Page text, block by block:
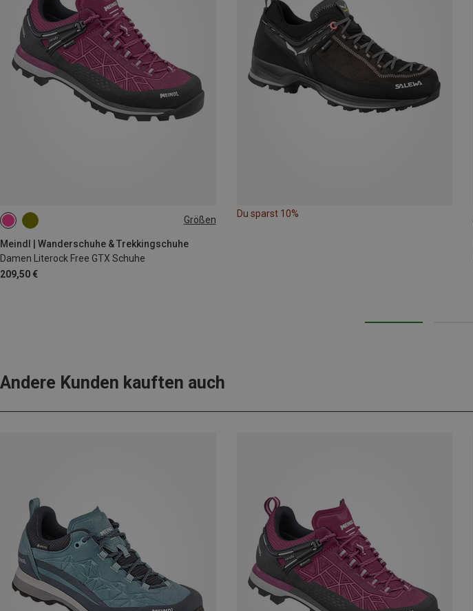
Größen
Meindl | Wanderschuhe & Trekkingschuhe
Damen Literock Free GTX Schuhe
209,50 €
Du sparst 10%
Andere Kunden kauften auch